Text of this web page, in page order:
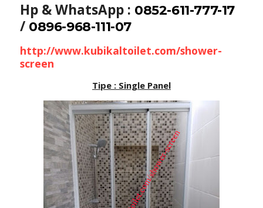
Hp & WhatsApp : 0852-611-777-17
/ 0896-968-111-07
http://www.kubikaltoilet.com/shower-
screen
Tipe : Single Panel